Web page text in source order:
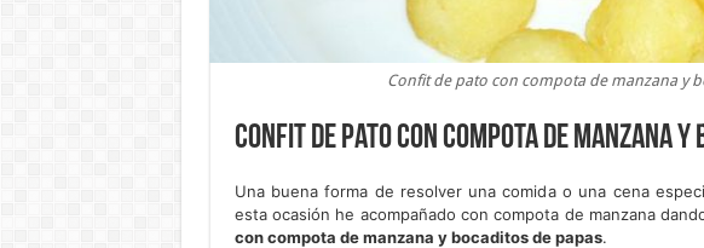
Confit de pato con compota de manzana y
Confit de pato con compota de manzana y
Una buena forma de resolver una comida o una cena
esta ocasión he acompañado con compota de manzana
con compota de manzana y bocaditos de papas.